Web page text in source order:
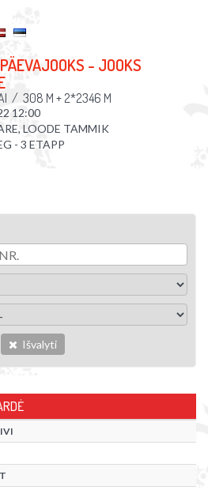
- JOOKS
/ 308 M + 2*2346 M
12:00
LOODE TAMMIK
- 3 ETAPP
Išvalyti